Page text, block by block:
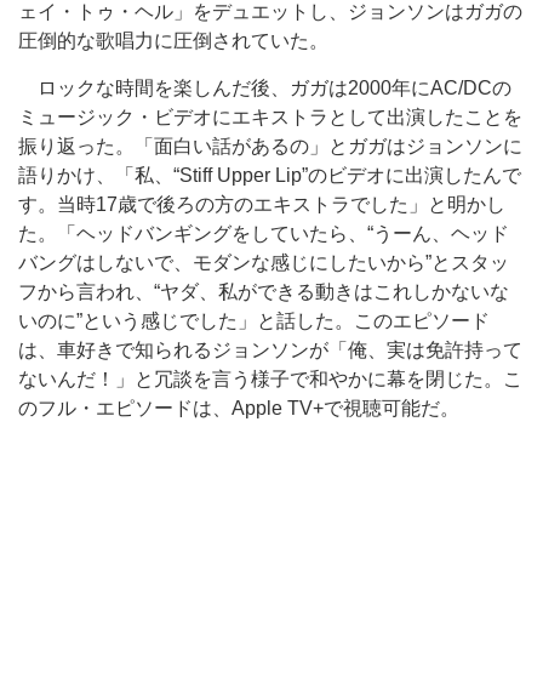
ェイ・トゥ・ヘル」をデュエットし、ジョンソンはガガの
圧倒的な歌唱力に圧倒されていた。
ロックな時間を楽しんだ後、ガガは2000年にAC/DCの
ミュージック・ビデオにエキストラとして出演したことを
振り返った。「面白い話があるの」とガガはジョンソンに
語りかけ、「私、“Stiff Upper Lip”のビデオに出演したんで
す。当時17歳で後ろの方のエキストラでした」と明かし
た。「ヘッドバンギングをしていたら、“うーん、ヘッド
バングはしないで、モダンな感じにしたいから”とスタッ
フから言われ、“ヤダ、私ができる動きはこれしかないな
いのに”という感じでした」と話した。このエピソード
は、車好きで知られるジョンソンが「俺、実は免許持って
ないんだ！」と冗談を言う様子で和やかに幕を閉じた。こ
のフル・エピソードは、Apple TV+で視聴可能だ。